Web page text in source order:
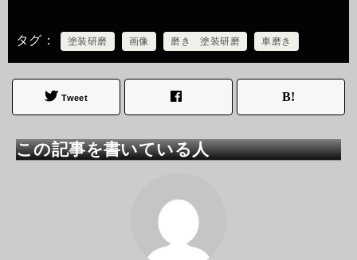
タグ 塗装研磨 画像 磨き 塗装研磨 車磨き
Tweet
この記事を書いている人